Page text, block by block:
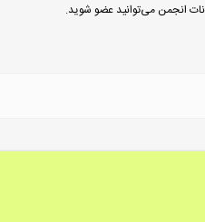
انجمن می‌توانید عضو شوید.